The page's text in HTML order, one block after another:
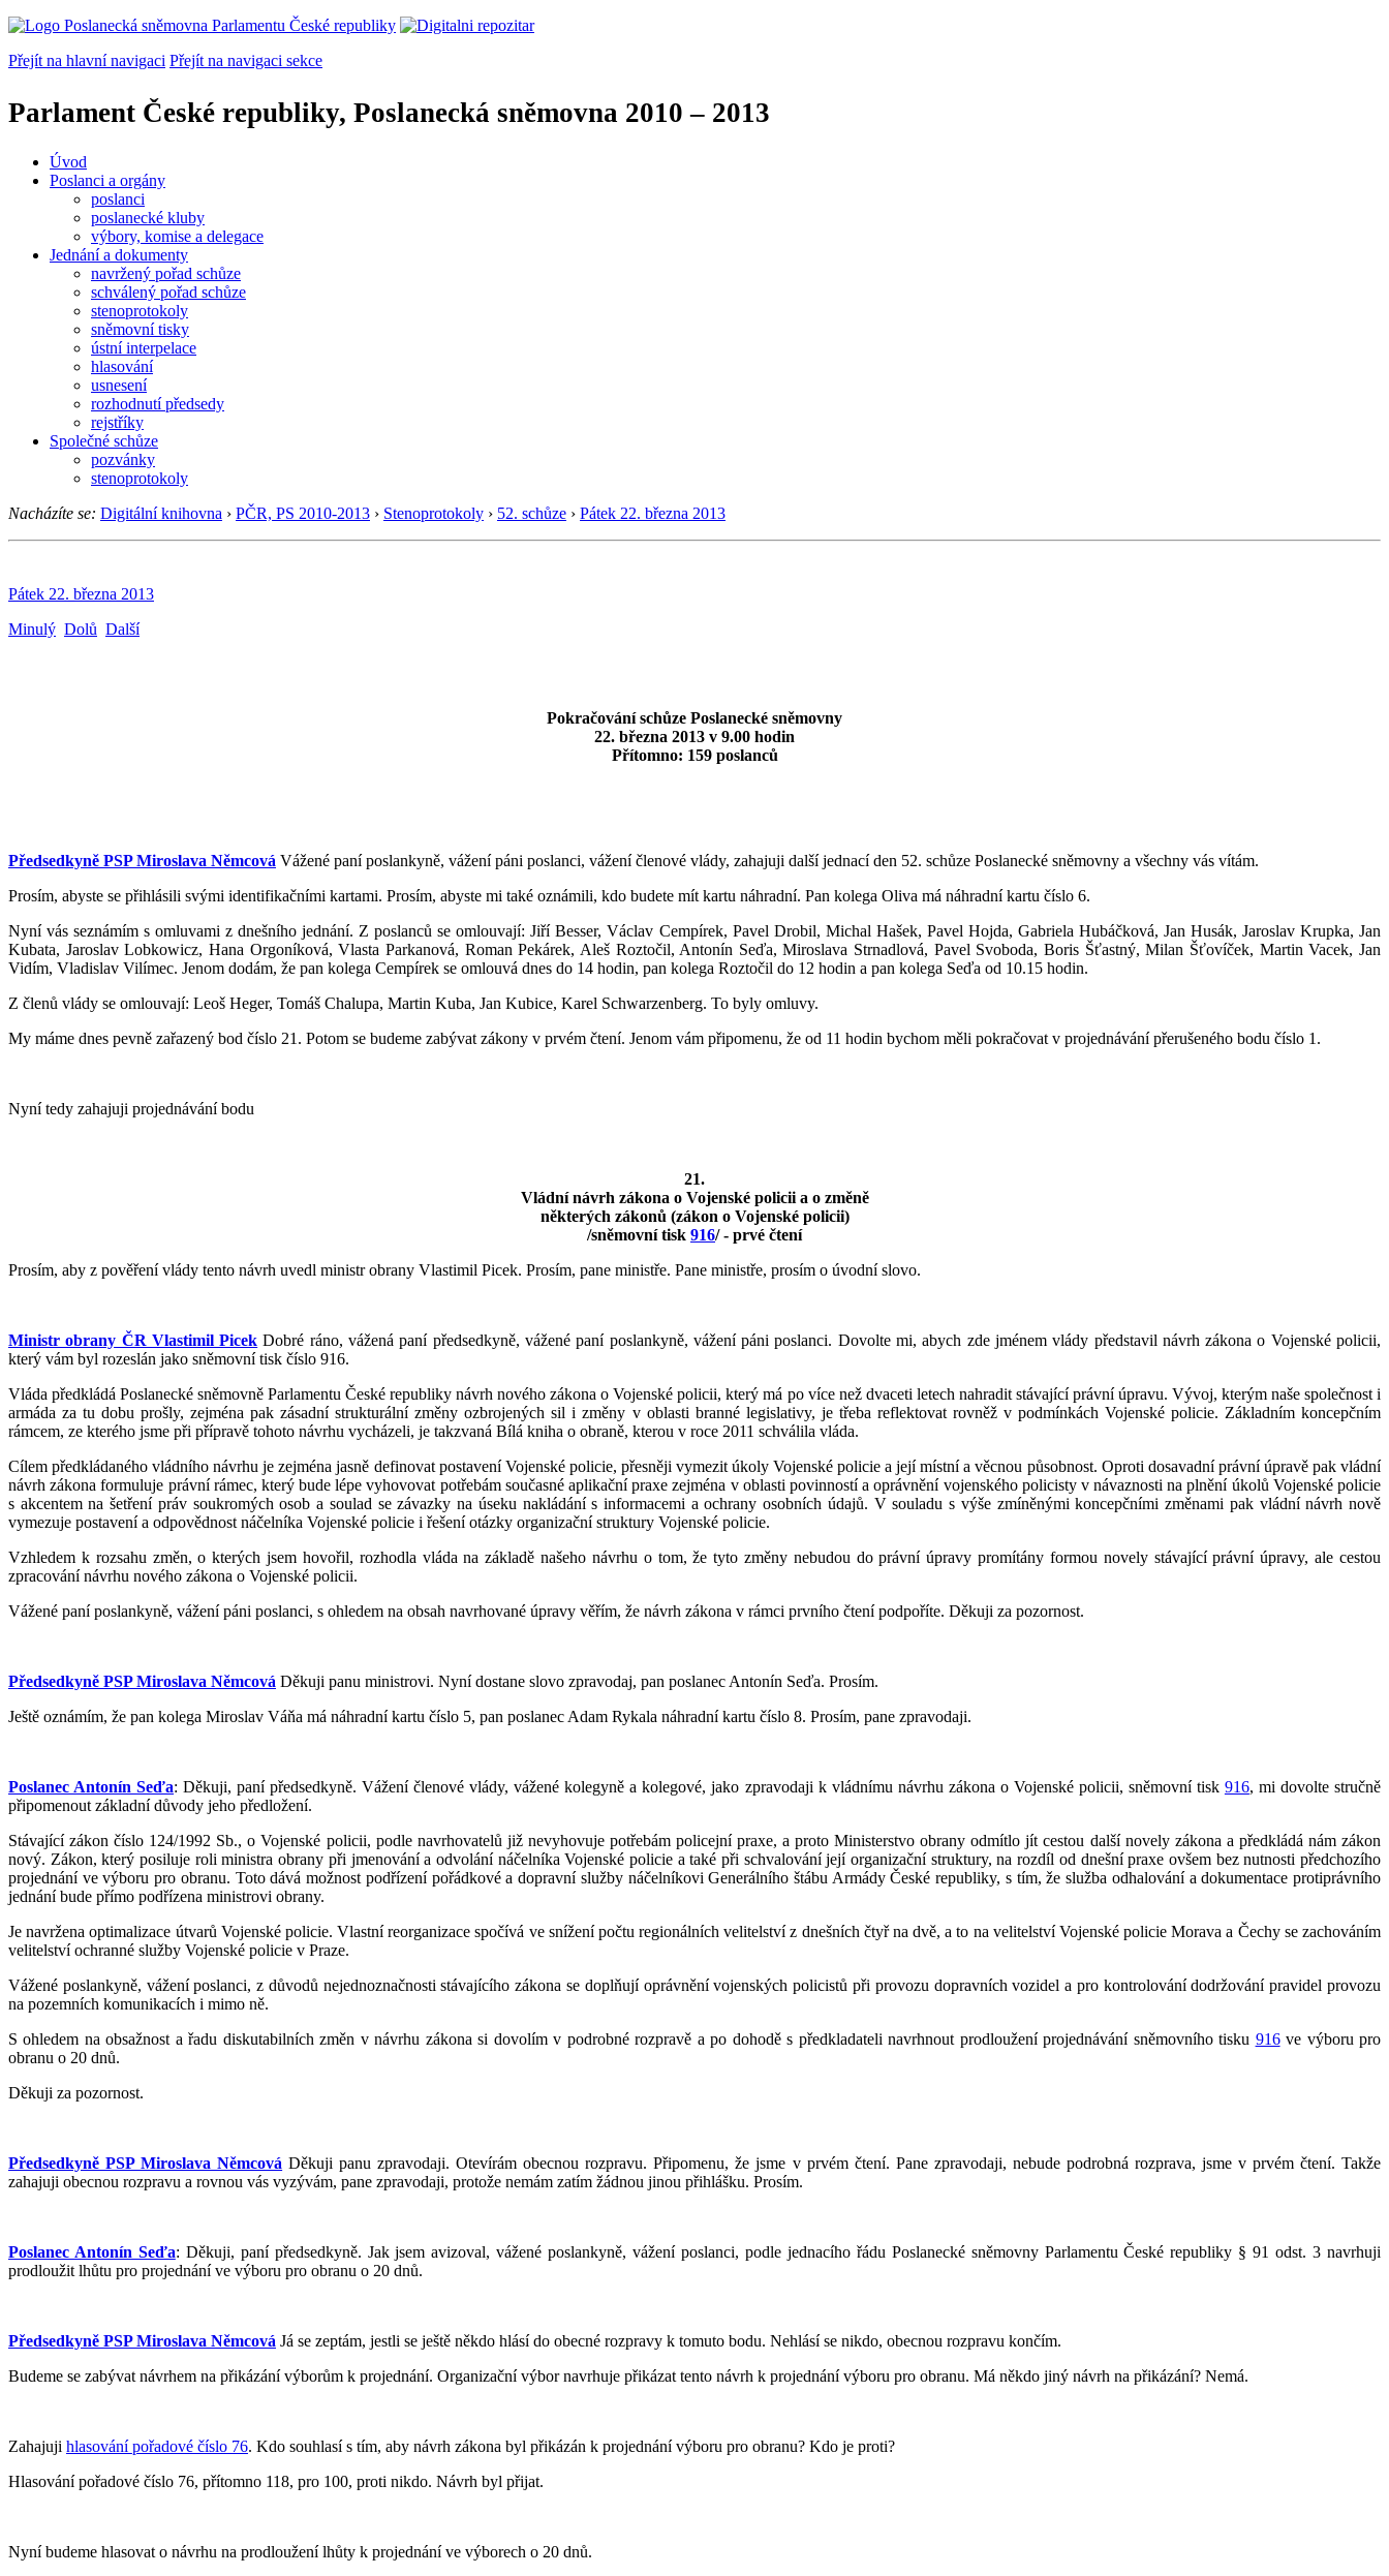
Přejít na hlavní navigaci Přejít na navigaci sekce
Parlament České republiky, Poslanecká sněmovna 2010 – 2013
Úvod
Poslanci a orgány
poslanci
poslanecké kluby
výbory, komise a delegace
Jednání a dokumenty
navržený pořad schůze
schválený pořad schůze
stenoprotokoly
sněmovní tisky
ústní interpelace
hlasování
usnesení
rozhodnutí předsedy
rejstříky
Společné schůze
pozvánky
stenoprotokoly
Nacházíte se: Digitální knihovna › PČR, PS 2010-2013 › Stenoprotokoly › 52. schůze › Pátek 22. března 2013
Pátek 22. března 2013
Minulý Dolů Další
Pokračování schůze Poslanecké sněmovny
22. března 2013 v 9.00 hodin
Přítomno: 159 poslanců
Předsedkyně PSP Miroslava Němcová Vážené paní poslankyně, vážení páni poslanci, vážení členové vlády, zahajuji další jednací den 52. schůze Poslanecké sněmovny a všechny vás vítám.
Prosím, abyste se přihlásili svými identifikačními kartami. Prosím, abyste mi také oznámili, kdo budete mít kartu náhradní. Pan kolega Oliva má náhradní kartu číslo 6.
Nyní vás seznámím s omluvami z dnešního jednání. Z poslanců se omlouvají: Jiří Besser, Václav Cempírek, Pavel Drobil, Michal Hašek, Pavel Hojda, Gabriela Hubáčková, Jan Husák, Jaroslav Krupka, Jan
Kubata, Jaroslav Lobkowicz, Hana Orgoníková, Vlasta Parkanová, Roman Pekárek, Aleš Roztočil, Antonín Seďa, Miroslava Strnadlová, Pavel Svoboda, Boris Šťastný, Milan Šťovíček, Martin Vacek, Jan
Vidím, Vladislav Vilímec. Jenom dodám, že pan kolega Cempírek se omlouvá dnes do 14 hodin, pan kolega Roztočil do 12 hodin a pan kolega Seďa od 10.15 hodin.
Z členů vlády se omlouvají: Leoš Heger, Tomáš Chalupa, Martin Kuba, Jan Kubice, Karel Schwarzenberg. To byly omluvy.
My máme dnes pevně zařazený bod číslo 21. Potom se budeme zabývat zákony v prvém čtení. Jenom vám připomenu, že od 11 hodin bychom měli pokračovat v projednávání přerušeného bodu číslo 1.
Nyní tedy zahajuji projednávání bodu
21.
Vládní návrh zákona o Vojenské policii a o změně
některých zákonů (zákon o Vojenské policii)
/sněmovní tisk 916/ - prvé čtení
Prosím, aby z pověření vlády tento návrh uvedl ministr obrany Vlastimil Picek. Prosím, pane ministře. Pane ministře, prosím o úvodní slovo.
Ministr obrany ČR Vlastimil Picek Dobré ráno, vážená paní předsedkyně, vážené paní poslankyně, vážení páni poslanci. Dovolte mi, abych zde jménem vlády představil návrh zákona o Vojenské policii,
který vám byl rozeslán jako sněmovní tisk číslo 916.
Vláda předkládá Poslanecké sněmovně Parlamentu České republiky návrh nového zákona o Vojenské policii, který má po více než dvaceti letech nahradit stávající právní úpravu. Vývoj, kterým naše společnost i
armáda za tu dobu prošly, zejména pak zásadní strukturální změny ozbrojených sil i změny v oblasti branné legislativy, je třeba reflektovat rovněž v podmínkách Vojenské policie. Základním koncepčním
rámcem, ze kterého jsme při přípravě tohoto návrhu vycházeli, je takzvaná Bílá kniha o obraně, kterou v roce 2011 schválila vláda.
Cílem předkládaného vládního návrhu je zejména jasně definovat postavení Vojenské policie, přesněji vymezit úkoly Vojenské policie a její místní a věcnou působnost. Oproti dosavadní právní úpravě pak vládní
návrh zákona formuluje právní rámec, který bude lépe vyhovovat potřebám současné aplikační praxe zejména v oblasti povinností a oprávnění vojenského policisty v návaznosti na plnění úkolů Vojenské policie
s akcentem na šetření práv soukromých osob a soulad se závazky na úseku nakládání s informacemi a ochrany osobních údajů. V souladu s výše zmíněnými koncepčními změnami pak vládní návrh nově
vymezuje postavení a odpovědnost náčelníka Vojenské policie i řešení otázky organizační struktury Vojenské policie.
Vzhledem k rozsahu změn, o kterých jsem hovořil, rozhodla vláda na základě našeho návrhu o tom, že tyto změny nebudou do právní úpravy promítány formou novely stávající právní úpravy, ale cestou
zpracování návrhu nového zákona o Vojenské policii.
Vážené paní poslankyně, vážení páni poslanci, s ohledem na obsah navrhované úpravy věřím, že návrh zákona v rámci prvního čtení podpoříte. Děkuji za pozornost.
Předsedkyně PSP Miroslava Němcová Děkuji panu ministrovi. Nyní dostane slovo zpravodaj, pan poslanec Antonín Seďa. Prosím.
Ještě oznámím, že pan kolega Miroslav Váňa má náhradní kartu číslo 5, pan poslanec Adam Rykala náhradní kartu číslo 8. Prosím, pane zpravodaji.
Poslanec Antonín Seďa: Děkuji, paní předsedkyně. Vážení členové vlády, vážené kolegyně a kolegové, jako zpravodaji k vládnímu návrhu zákona o Vojenské policii, sněmovní tisk 916, mi dovolte stručně
připomenout základní důvody jeho předložení.
Stávající zákon číslo 124/1992 Sb., o Vojenské policii, podle navrhovatelů již nevyhovuje potřebám policejní praxe, a proto Ministerstvo obrany odmítlo jít cestou další novely zákona a předkládá nám zákon
nový. Zákon, který posiluje roli ministra obrany při jmenování a odvolání náčelníka Vojenské policie a také při schvalování její organizační struktury, na rozdíl od dnešní praxe ovšem bez nutnosti předchozího
projednání ve výboru pro obranu. Toto dává možnost podřízení pořádkové a dopravní služby náčelníkovi Generálního štábu Armády České republiky, s tím, že služba odhalování a dokumentace protiprávního
jednání bude přímo podřízena ministrovi obrany.
Je navržena optimalizace útvarů Vojenské policie. Vlastní reorganizace spočívá ve snížení počtu regionálních velitelství z dnešních čtyř na dvě, a to na velitelství Vojenské policie Morava a Čechy se zachováním
velitelství ochranné služby Vojenské policie v Praze.
Vážené poslankyně, vážení poslanci, z důvodů nejednoznačnosti stávajícího zákona se doplňují oprávnění vojenských policistů při provozu dopravních vozidel a pro kontrolování dodržování pravidel provozu
na pozemních komunikacích i mimo ně.
S ohledem na obsažnost a řadu diskutabilních změn v návrhu zákona si dovolím v podrobné rozpravě a po dohodě s předkladateli navrhnout prodloužení projednávání sněmovního tisku 916ve výboru pro
obranu o 20 dnů.
Děkuji za pozornost.
Předsedkyně PSP Miroslava Němcová Děkuji panu zpravodaji. Otevírám obecnou rozpravu. Připomenu, že jsme v prvém čtení. Pane zpravodaji, nebude podrobná rozprava, jsme v prvém čtení. Takže
zahajuji obecnou rozpravu a rovnou vás vyzývám, pane zpravodaji, protože nemám zatím žádnou jinou přihlášku. Prosím.
Poslanec Antonín Seďa: Děkuji, paní předsedkyně. Jak jsem avizoval, vážené poslankyně, vážení poslanci, podle jednacího řádu Poslanecké sněmovny Parlamentu České republiky § 91 odst. 3 navrhuji
prodloužit lhůtu pro projednání ve výboru pro obranu o 20 dnů.
Předsedkyně PSP Miroslava Němcová Já se zeptám, jestli se ještě někdo hlásí do obecné rozpravy k tomuto bodu. Nehlásí se nikdo, obecnou rozpravu končím.
Budeme se zabývat návrhem na přikázání výborům k projednání. Organizační výbor navrhuje přikázat tento návrh k projednání výboru pro obranu. Má někdo jiný návrh na přikázání? Nemá.
Zahajuji hlasování pořadové číslo 76. Kdo souhlasí s tím, aby návrh zákona byl přikázán k projednání výboru pro obranu? Kdo je proti?
Hlasování pořadové číslo 76, přítomno 118, pro 100, proti nikdo. Návrh byl přijat.
Nyní budeme hlasovat o návrhu na prodloužení lhůty k projednání ve výborech o 20 dnů.